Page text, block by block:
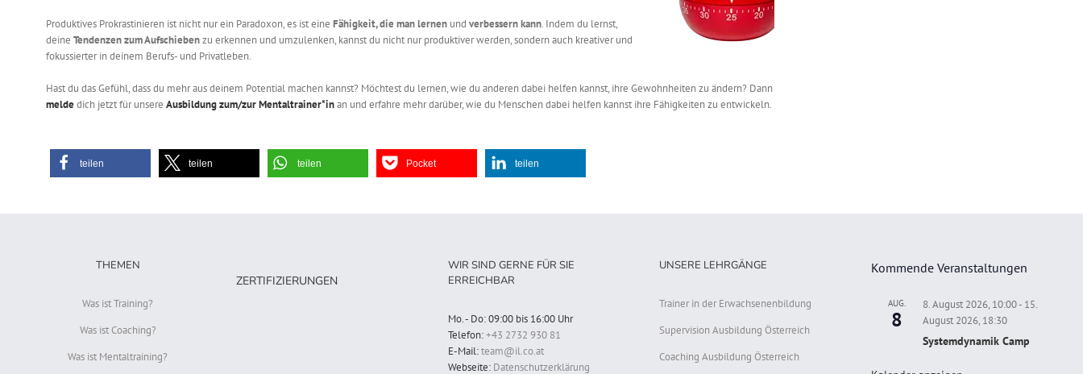
Produktives Prokrastinieren ist nicht nur ein Paradoxon, es ist eine Fähigkeit, die man lernenund verbessern kann. Indem du lernst,
deine Tendenzen zum Aufschiebenzu erkennen und umzulenken, kannst du nicht nur produktiver werden, sondern auch kreativer und
fokussierter in deinem Berufs- und Privatleben.
Hast du das Gefühl, dass du mehr aus deinem Potential machen kannst? Möchtest du lernen, wie du anderen dabei helfen kannst, ihre Gewohnheiten zu ändern? Dann
meldedich jetzt für unsere Ausbildung zum/zur Mentaltrainer*inan und erfahre mehr darüber, wie du Menschen dabei helfen kannst ihre Fähigkeiten zu entwickeln.
teilen teilen teilen Pocket teilen
THEMEN
Was ist Training?
Was ist Coaching?
Was ist Mentaltraining?
ZERTIFIZIERUNGEN
WIR SIND GERNE FÜR SIE
ERREICHBAR
Mo. - Do: 09:00 bis 16:00 Uhr
Telefon:+43 2732 930 81
E-Mail:team@il.co.at
Webseite: Datenschutzerklärung
UNSERE LEHRGÄNGE
Trainer in der Erwachsenenbildung
Supervision Ausbildung Österreich
Coaching Ausbildung Österreich
Kommende Veranstaltungen
AUG.
8
8. August 2026, 10:00- 15.
August 2026, 18:30
Systemdynamik Camp